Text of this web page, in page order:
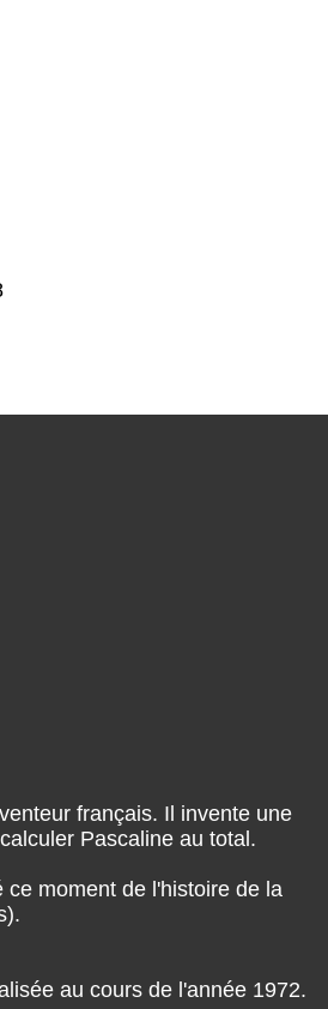
français. Il invente une
Pascaline au total.
moment de l'histoire de la
au cours de l'année 1972.